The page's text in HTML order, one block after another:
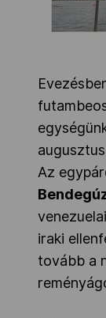
Az
iraki
tovább a